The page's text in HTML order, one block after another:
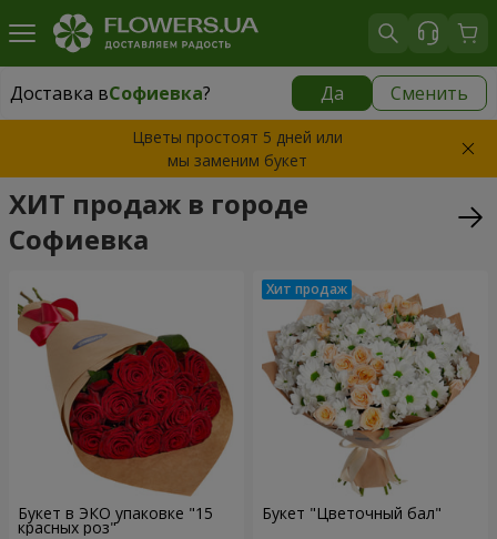
Доставка вСофиевка? Да Сменить
Доставка вСофиевка|
Цветы простоят 5 дней или
мы заменим букет
ХИТ продаж в городе
Софиевка
Букет в ЭКО упаковке "15
красных роз"
Букет "Цветочный бал"